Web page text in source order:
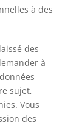
à des
des
à
sujet,
Vous
des